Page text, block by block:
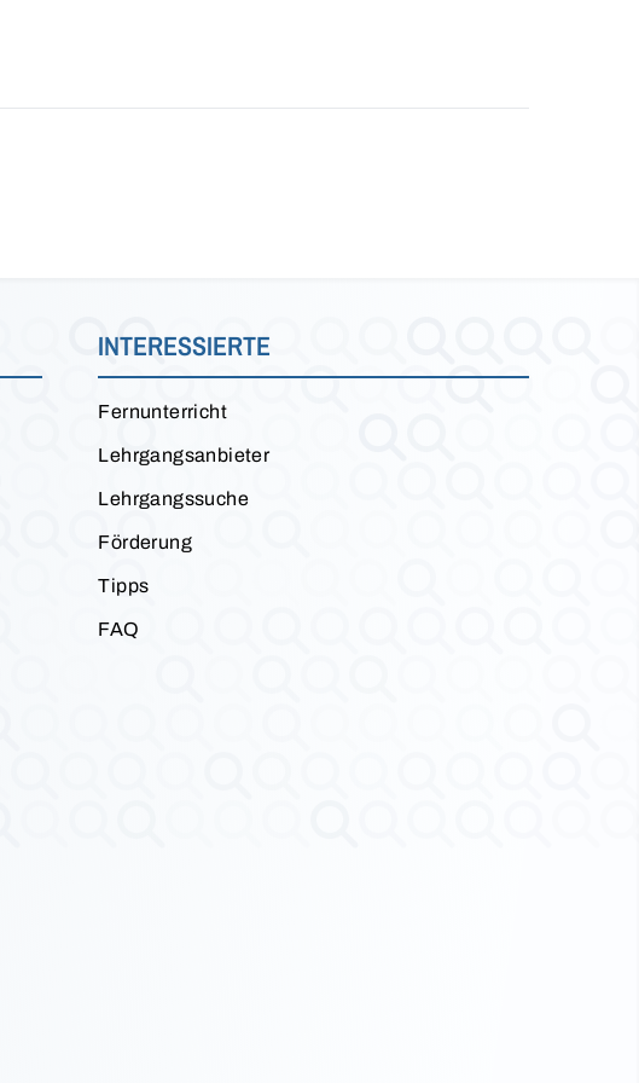
INTERESSIERTE
Fernunterricht
Lehrgangsanbieter
Lehrgangssuche
Förderung
Tipps
FAQ